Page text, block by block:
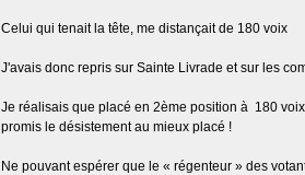
Celui qui tenait la tête, me distançait de 180 voix
J'avais donc repris sur Sainte Livrade et sur les
Je réalisais que placé en 2ème position à 180
promis le désistement au mieux placé !
Ne pouvant espérer que le « régenteur » des